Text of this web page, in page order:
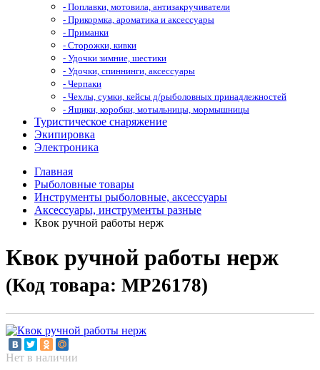
- Поплавки, мотовила, антизакручиватели
- Прикормка, ароматика и аксессуары
- Приманки
- Сторожки, кивки
- Удочки зимние, шестики
- Удочки, спиннинги, аксессуары
- Черпаки
- Чехлы, сумки, кейсы д/рыболовных принадлежностей
- Ящики, коробки, мотыльницы, мормышницы
Туристическое снаряжение
Экипировка
Электроника
Главная
Рыболовные товары
Инструменты рыболовные, аксессуары
Аксессуары, инструменты разные
Квок ручной работы нерж
Квок ручной работы нерж
(Код товара: МР26178)
Нет в наличии